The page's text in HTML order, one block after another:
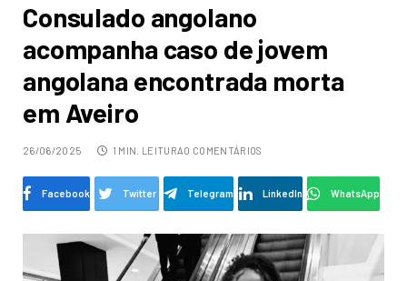
Consulado angolano
acompanha caso de jovem
angolana encontrada morta
em Aveiro
26/06/2025 1 MIN. LEITURA0 COMENTÁRIOS
Facebook Twitter Telegram LinkedIn WhatsApp